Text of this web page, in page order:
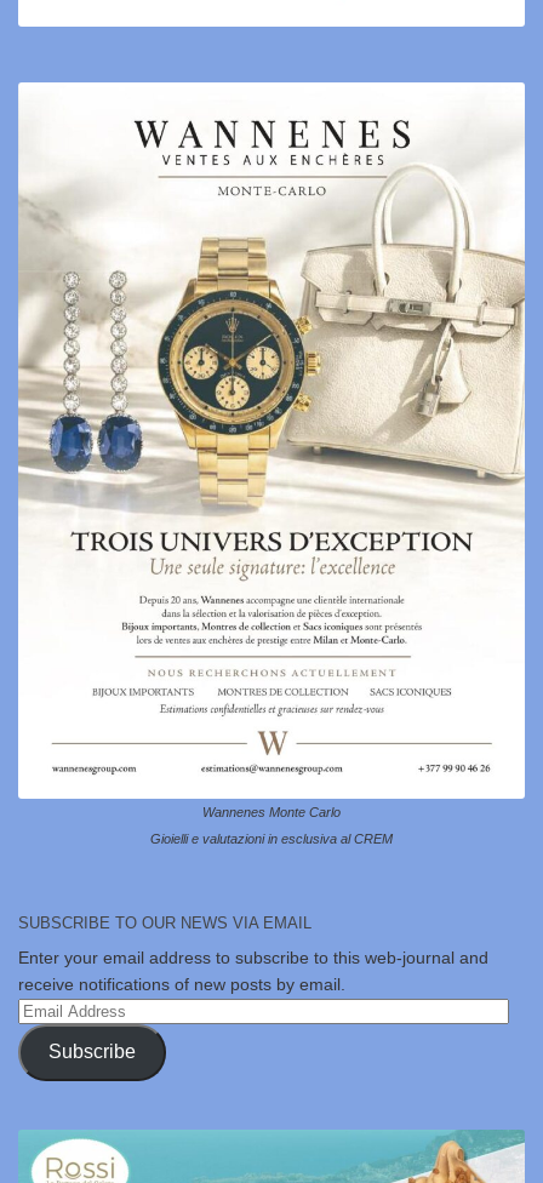
Wannenes Monte Carlo
Gioielli e valutazioni in esclusiva al CREM
SUBSCRIBE TO OUR NEWS VIA EMAIL
Enter your email address to subscribe to this web-journal and
receive notifications of new posts by email.
Email
Address
Subscribe